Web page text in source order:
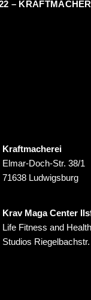
–
Kraftmacherei
Elmar-Doch-Str. 38/1
71638 Ludwigsburg
Krav Maga Center
Life Fitness and Health
Studios Riegelbachstr.